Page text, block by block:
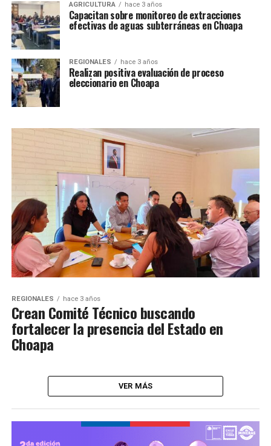
AGRICULTURA hace 3 años
Capacitan sobre monitoreo de extracciones
efectivas de aguas subterráneas en Choapa
REGIONALES hace 3 años
Realizan positiva evaluación de proceso
eleccionario en Choapa
REGIONALES hace 3 años
Crean Comité Técnico buscando
fortalecer la presencia del Estado en
Choapa
VER MÁS